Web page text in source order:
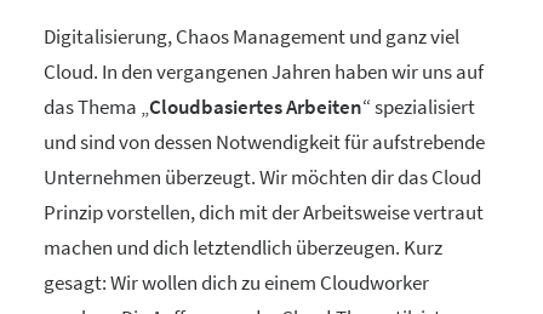
Digitalisierung, Chaos Management und ganz viel
Cloud. In den vergangenen Jahren haben wir uns auf
das Thema „Cloudbasiertes Arbeiten“ spezialisiert
und sind von dessen Notwendigkeit für aufstrebende
Unternehmen überzeugt. Wir möchten dir das Cloud
Prinzip vorstellen, dich mit der Arbeitsweise vertraut
machen und dich letztendlich überzeugen. Kurz
gesagt: Wir wollen dich zu einem Cloudworker